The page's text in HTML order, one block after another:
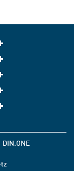
DIN.ONE